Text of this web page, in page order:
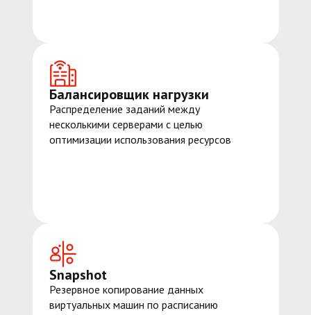
Балансировщик нагрузки
Распределение заданий между
несколькими серверами с целью
оптимизации использования ресурсов
Snapshot
Резервное копирование данных
виртуальных машин по расписанию